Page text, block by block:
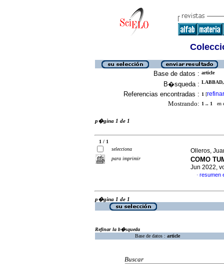
Base de datos : article
B�squeda :
Referencias encontradas : 1 [refinar
Mostrando: 1 .. 1 en
p�gina 1 de 1
1 / 1
selecciona
para imprimir
Olleros,
COMO
Jun 2022,
· resumen
p�gina 1 de 1
Refinar la b�squeda
Base de datos : article
Buscar